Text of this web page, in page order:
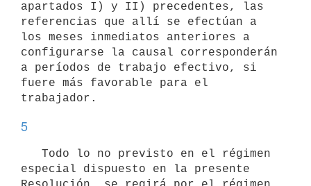
apartados I) y II) precedentes, las
referencias que allí se efectúan a
los meses inmediatos anteriores a
configurarse la causal corresponderán
a períodos de trabajo efectivo, si
fuere más favorable para el
5
especial dispuesto en la presente